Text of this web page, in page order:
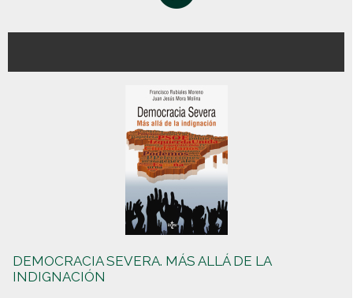
DEMOCRACIA SEVERA. MÁS ALLÁ DE LA
INDIGNACIÓN